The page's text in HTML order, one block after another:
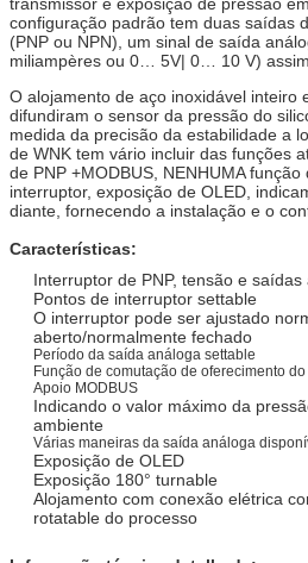
configuração padrão tem duas saídas
(PNP ou NPN), um sinal de saída
miliampères ou 0… 5V| 0… 10 V)
O alojamento de aço inoxidável inteiro
difundiram o sensor da pressão do
medida da precisão da estabilidade a
de WNK tem vário incluir das funções
de PNP +MODBUS, NENHUMA
interruptor, exposição de OLED,
diante, fornecendo a instalação e o
Características:
Interruptor de PNP, tensão e saídas
Pontos de interruptor settable
O interruptor pode ser ajustado
aberto/normalmente fechado
Período da saída análoga settable
Função de comutação de oferecimento
Apoio MODBUS
Indicando o valor máximo da
ambiente
Várias maneiras da saída análoga
Exposição de OLED
Exposição 180° turnable
Alojamento com conexão elétrica
rotatable do processo